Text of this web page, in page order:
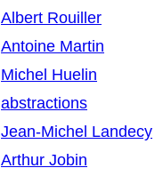
Albert Rouiller
Antoine Martin
Michel Huelin
abstractions
Jean-Michel Landecy
Arthur Jobin